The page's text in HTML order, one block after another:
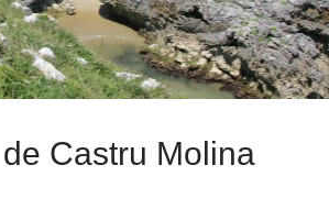
Castru Molina